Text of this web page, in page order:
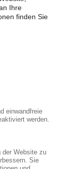
der
Lippstadt
als